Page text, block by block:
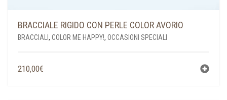
BRACCIALE RIGIDO CON PERLE COLOR AVORIO
BRACCIALI , COLOR ME HAPPY!, OCCASIONI SPECIALI
210,00€